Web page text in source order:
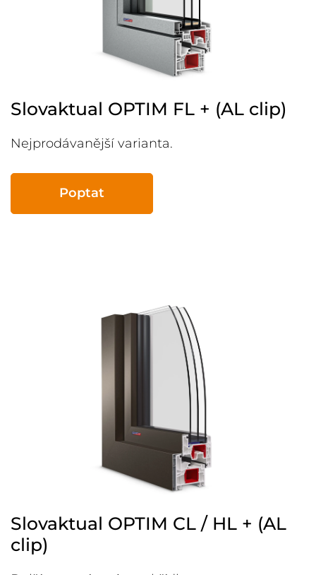
Slovaktual OPTIM FL + (AL clip)
Nejprodávanější varianta.
Poptat
Slovaktual OPTIM CL / HL + (AL
clip)